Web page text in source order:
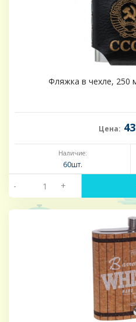
Фляжка в чехле, 250
Цена:
Наличие:
60шт.
- +